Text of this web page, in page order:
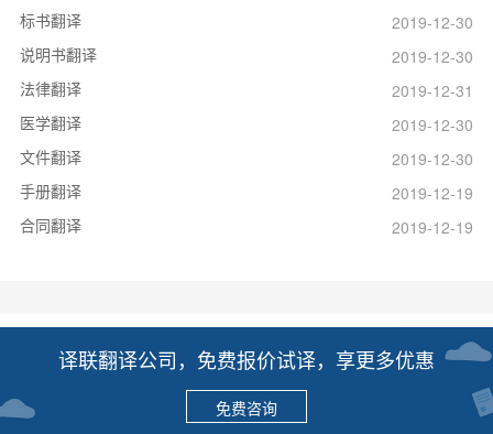
标书翻译
2019-12-30
说明书翻译
2019-12-30
法律翻译
2019-12-31
医学翻译
2019-12-30
文件翻译
2019-12-30
手册翻译
2019-12-19
合同翻译
2019-12-19
译联翻译公司，免费报价试译，享更多优惠
免费咨询